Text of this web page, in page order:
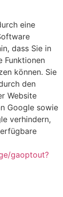
eine
dass Sie in
Funktionen
können. Sie
den
Website
Google sowie
verhindern,
gaoptout?